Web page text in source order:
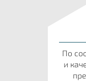
По
и